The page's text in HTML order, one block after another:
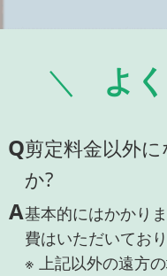
よ
Q剪定料金以外
か?
A基本的にはかかり
費はいただいており
※ 上記以外の遠方